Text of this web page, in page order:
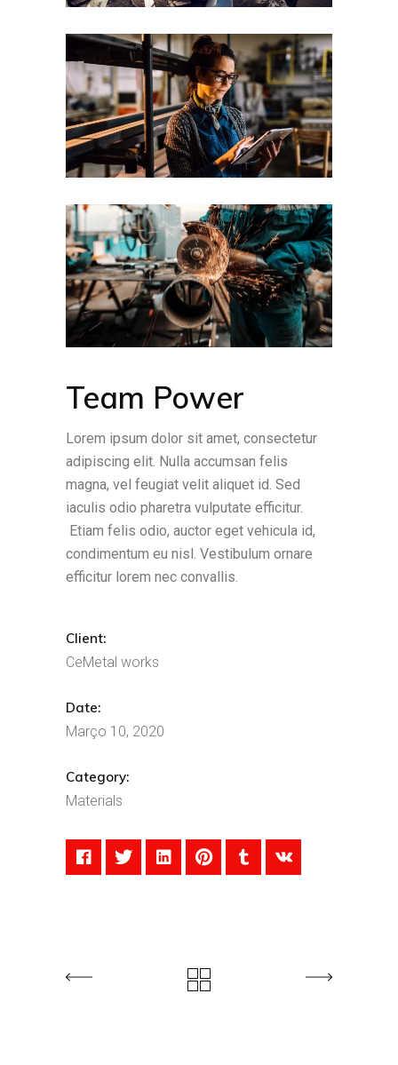
Team Power
Lorem ipsum dolor sit amet, consectetur
adipiscing elit. Nulla accumsan felis
magna, vel feugiat velit aliquet id. Sed
iaculis odio pharetra vulputate efficitur.
Etiam felis odio, auctor eget vehicula id,
condimentum eu nisl. Vestibulum ornare
efficitur lorem nec convallis.
Client:
CeMetal works
Date:
Março 10, 2020
Category:
Materials